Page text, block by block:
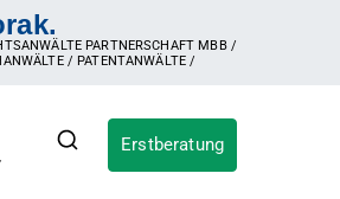
PARTNERSCHAFT MBB /
/ PATENTANWÄLTE /
der Erfindung,
Erstberatung